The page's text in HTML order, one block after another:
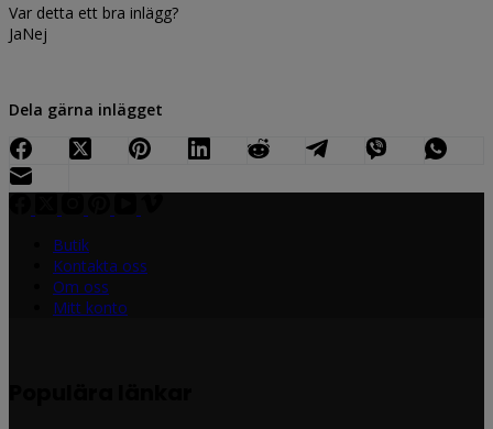
Var detta ett bra inlägg?
JaNej
Dela gärna inlägget
Butik
Kontakta oss
Om oss
Mitt konto